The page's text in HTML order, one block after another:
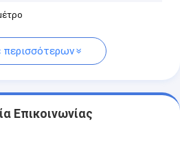
περισσότερων
Επικοινωνίας